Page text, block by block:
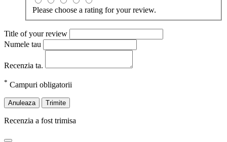
Please choose a rating for your review.
Title of your review
Numele tau
Recenzia ta.
* Campuri obligatorii
Anuleaza Trimite
Recenzia a fost trimisa